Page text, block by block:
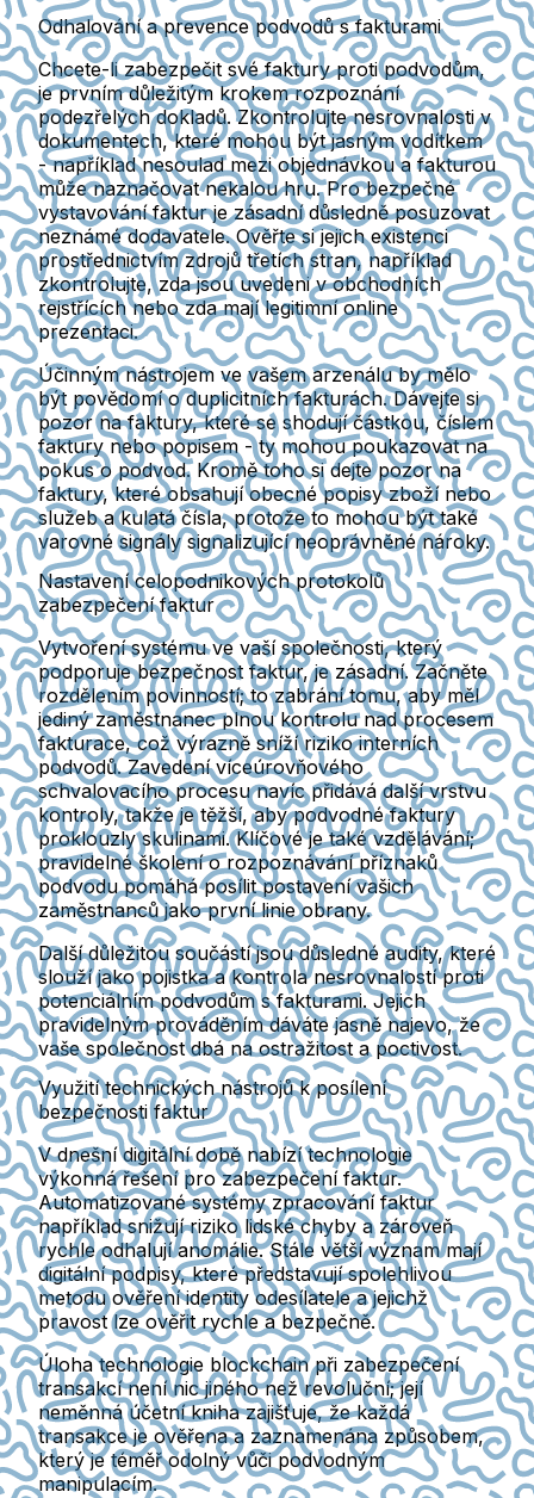
Odhalování a prevence podvodů s fakturami
Chcete-li zabezpečit své faktury proti podvodům,
je prvním důležitým krokem rozpoznání
podezřelých dokladů. Zkontrolujte nesrovnalosti v
dokumentech, které mohou být jasným vodítkem
- například nesoulad mezi objednávkou a fakturou
může naznačovat nekalou hru. Pro bezpečné
vystavování faktur je zásadní důsledně posuzovat
neznámé dodavatele. Ověřte si jejich existenci
prostřednictvím zdrojů třetích stran, například
zkontrolujte, zda jsou uvedeni v obchodních
rejstřících nebo zda mají legitimní online
prezentaci.
Účinným nástrojem ve vašem arzenálu by mělo
být povědomí o duplicitních fakturách. Dávejte si
pozor na faktury, které se shodují částkou, číslem
faktury nebo popisem - ty mohou poukazovat na
pokus o podvod. Kromě toho si dejte pozor na
faktury, které obsahují obecné popisy zboží nebo
služeb a kulatá čísla, protože to mohou být také
varovné signály signalizující neoprávněné nároky.
Nastavení celopodnikových protokolů
zabezpečení faktur
Vytvoření systému ve vaší společnosti, který
podporuje bezpečnost faktur, je zásadní. Začněte
rozdělením povinností; to zabrání tomu, aby měl
jediný zaměstnanec plnou kontrolu nad procesem
fakturace, což výrazně sníží riziko interních
podvodů. Zavedení víceúrovňového
schvalovacího procesu navíc přidává další vrstvu
kontroly, takže je těžší, aby podvodné faktury
proklouzly skulinami. Klíčové je také vzdělávání;
pravidelné školení o rozpoznávání příznaků
podvodu pomáhá posílit postavení vašich
zaměstnanců jako první linie obrany.
Další důležitou součástí jsou důsledné audity, které
slouží jako pojistka a kontrola nesrovnalostí proti
potenciálním podvodům s fakturami. Jejich
pravidelným prováděním dáváte jasně najevo, že
vaše společnost dbá na ostražitost a poctivost.
Využití technických nástrojů k posílení
bezpečnosti faktur
V dnešní digitální době nabízí technologie
výkonná řešení pro zabezpečení faktur.
Automatizované systémy zpracování faktur
například snižují riziko lidské chyby a zároveň
rychle odhalují anomálie. Stále větší význam mají
digitální podpisy, které představují spolehlivou
metodu ověření identity odesílatele a jejichž
pravost lze ověřit rychle a bezpečně.
Úloha technologie blockchain při zabezpečení
transakcí není nic jiného než revoluční; její
neměnná účetní kniha zajišťuje, že každá
transakce je ověřena a zaznamenána způsobem,
který je téměř odolný vůči podvodným
manipulacím.